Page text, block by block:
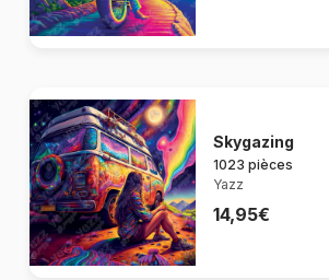
Skygazing
1023 pièces
Yazz
14,95€